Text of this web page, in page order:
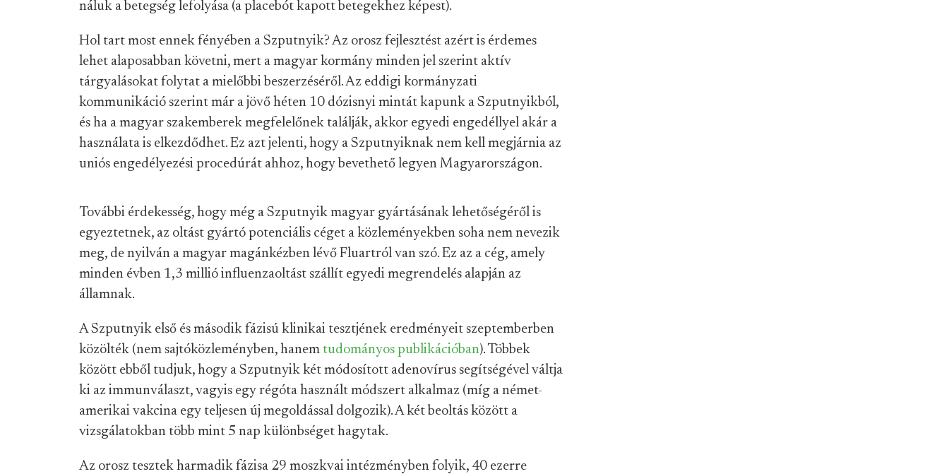
náluk a betegség lefolyása (a placebót kapott betegekhez képest).
Hol tart most ennek fényében a Szputnyik? Az orosz fejlesztést azért is érdemes
lehet alaposabban követni, mert a magyar kormány minden jel szerint aktív
tárgyalásokat folytat a mielőbbi beszerzéséről. Az eddigi kormányzati
kommunikáció szerint már a jövő héten 10 dózisnyi mintát kapunk a Szputnyikból,
és ha a magyar szakemberek megfelelőnek találják, akkor egyedi engedéllyel akár a
használata is elkezdődhet. Ez azt jelenti, hogy a Szputnyiknak nem kell megjárnia az
uniós engedélyezési procedúrát ahhoz, hogy bevethető legyen Magyarországon.
További érdekesség, hogy még a Szputnyik magyar gyártásának lehetőségéről is
egyeztetnek, az oltást gyártó potenciális céget a közleményekben soha nem nevezik
meg, de nyilván a magyar magánkézben lévő Fluartról van szó. Ez az a cég, amely
minden évben 1,3 millió influenzaoltást szállít egyedi megrendelés alapján az
államnak.
A Szputnyik első és második fázisú klinikai tesztjének eredményeit szeptemberben
közölték (nem sajtóközleményben, hanem tudományos publikációban). Többek
között ebből tudjuk, hogy a Szputnyik két módosított adenovírus segítségével váltja
ki az immunválaszt, vagyis egy régóta használt módszert alkalmaz (míg a német-
amerikai vakcina egy teljesen új megoldással dolgozik). A két beoltás között a
vizsgálatokban több mint 5 nap különbséget hagytak.
Az orosz tesztek harmadik fázisa 29 moszkvai intézményben folyik, 40 ezerre